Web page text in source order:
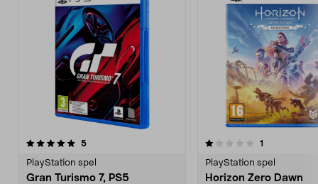
5recensioner
PlayStation spel
Gran Turismo 7, PS5
1.0 av 5 stjärnor 1
PlayStation spel
Horizon Zero Dawn
5.0 av 5 stjärnor